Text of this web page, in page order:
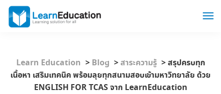
Learn Education > Blog >สาระความรู้ >สรุปครบทุก
เนื้อหา เสริมเทคนิค พร้อมลุยทุกสนามสอบเข้ามหาวิทยาลัย ด้วย
ENGLISH FOR TCAS จาก LearnEducation